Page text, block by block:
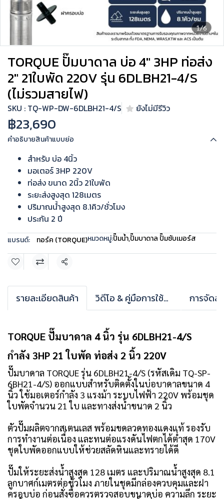
1/6
TORQUE ปั๊มบาดาล บ่อ 4" 3HP ท่อส่ง
2" 21ใบพัด 220V รุ่น 6DLBH21-4/S
(ไม่รวมสายไฟ)
SKU : TQ-WP-DW-6DLBH21-4/S ยังไม่มีรีวิว
฿23,690
คำอธิบายสินค้าแบบย่อ
สำหรับ บ่อ 4นิ้ว
มอเตอร์ 3HP 220V
ท่อส่ง ขนาด 2นิ้ว 21ใบพัด
ระยะส่งสูงสุด 128เมตร
ปริมาณน้ำสูงสุด 8.1คิว/ชั่วโมง
ประกัน 2 ปี
แบรนด์: ทอร์ค (TORQUE)หมวดหมู่:ปั๊มน้ำ,ปั๊มบาดาล ปั๊มซับเมอร์ส
แชร์
รายละเอียดสินค้า วิดีโอ & คู่มือการใช้งาน การจัดส่
TORQUE ปั๊มบาดาล 4 นิ้ว รุ่น 6DLBH21-4/S
กำลัง 3HP 21 ใบพัด ท่อส่ง 2 นิ้ว 220V
ปั๊มบาดาล TORQUE รุ่น 6DLBH21-4/S (รหัสเดิม TQ-SP-
6BH21-4/S) ออกแบบสำหรับติดตั้งในบ่อบาดาลขนาด 4
นิ้ว ใช้มอเตอร์กำลัง 3 แรงม้า ระบบไฟฟ้า 220V พร้อมชุด
ใบพัดจำนวน 21 ใบ และทางส่งน้ำขนาด 2 นิ้ว
ตัวปั๊มผลิตจากสเตนเลส พร้อมขดลวดทองแดงแท้ รองรับ
การทำงานต่อเนื่อง และทนต่อแรงดันไฟตกได้ต่ำสุด 170V
ชุดใบพัดออกแบบให้ช่วยสลัดหินและทรายได้ดี
ปั๊มให้ระยะส่งน้ำสูงสุด 128 เมตร และปริมาณน้ำสูงสุด 8.1
ลูกบาศก์เมตรต่อชั่วโมง ภายในชุดมีกล่องควบคุมและฝา
ครอบบ่อ ก่อนสั่งซื้อควรตรวจสอบขนาดบ่อ ความลึก ระยะ